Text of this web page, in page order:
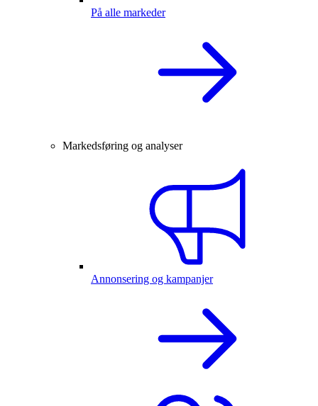
På alle markeder
Markedsføring og analyser
Annonsering og kampanjer